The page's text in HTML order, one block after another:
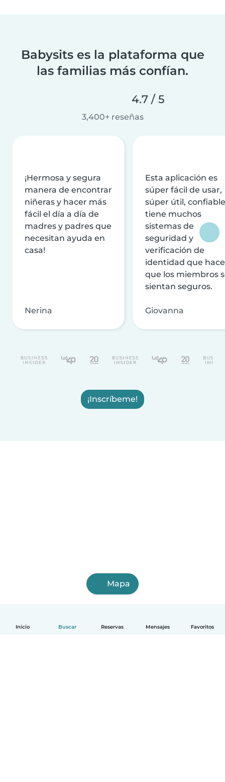
Inicio Buscar Reservas Mensajes Favoritos
Babysits es la plataforma que
las familias más confían.
4.7 / 5
3,400+ reseñas
¡Hermosa y segura
manera de encontrar
niñeras y hacer más
fácil el día a día de
madres y padres que
necesitan ayuda en
casa!
Nerina
Esta aplicación es
súper fácil de usar,
súper útil,
tiene muchos
sistemas de
seguridad y
verificación de
identidad que
que los miembros
sientan seguros.
Giovanna
¡Inscríbeme!
Mapa